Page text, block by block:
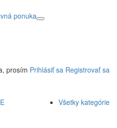
ponuka
prosím Prihlásiť sa Registrovať sa
Všetky kategórie